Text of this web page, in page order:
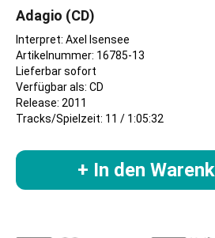
Adagio (CD)
Interpret: Axel Isensee
Artikelnummer: 16785-13
Lieferbar sofort
Verfügbar als: CD
Release: 2011
Tracks/Spielzeit: 11 / 1:05:32
+ In den